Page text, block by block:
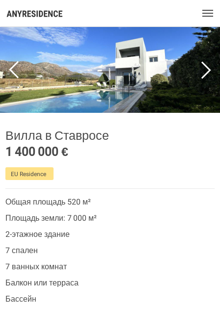
Вилла в Ставросе
1 400 000 €
EU Residence
Общая площадь 520 м²
Площадь земли: 7 000 м²
2-этажное здание
7 спален
7 ванных комнат
Балкон или терраса
Бассейн